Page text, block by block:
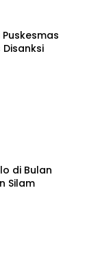
Disanksi
di Bulan
Silam